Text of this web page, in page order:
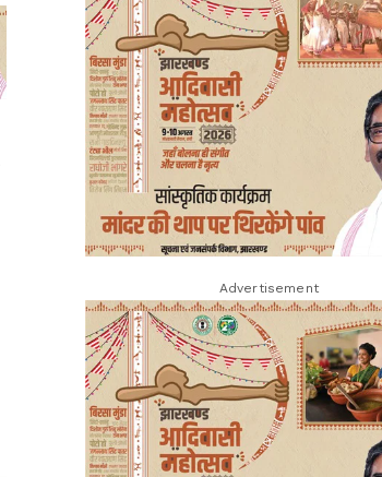
Advertisement